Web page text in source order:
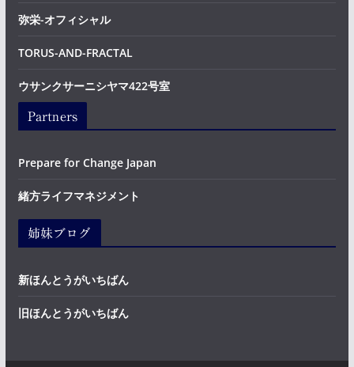
弥栄-オフィシャル
TORUS-AND-FRACTAL
ウサンクサーニシヤマ422号室
Partners
Prepare for Change Japan
緒方ライフマネジメント
姉妹ブログ
新ほんとうがいちばん
旧ほんとうがいちばん